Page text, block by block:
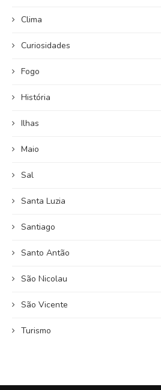
Clima
Curiosidades
Fogo
História
Ilhas
Maio
Sal
Santa Luzia
Santiago
Santo Antão
São Nicolau
São Vicente
Turismo